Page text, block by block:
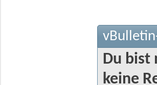
Du bist
keine